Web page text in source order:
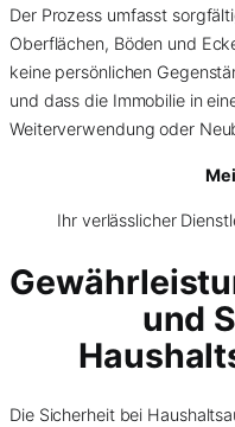
Der Prozess umfasst
Oberflächen, Böden und
keine persönlichen
und dass die Immobilie in
Weiterverwendung oder
Ihr verlässlicher
und
Die Sicherheit bei